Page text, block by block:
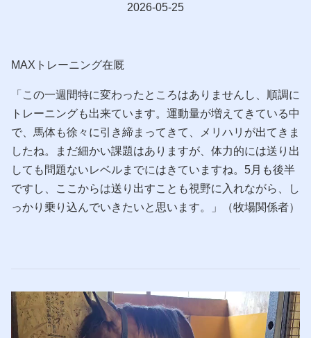
2026-05-25
MAXトレーニング在厩
「この一週間特に変わったところはありませんし、順調に
トレーニングも出来ています。運動量が増えてきている中
で、馬体も徐々に引き締まってきて、メリハリが出てきま
したね。まだ細かい課題はありますが、体力的には送り出
しても問題ないレベルまでにはきていますね。5月も後半
ですし、ここからは送り出すことも視野に入れながら、し
っかり乗り込んでいきたいと思います。」（牧場関係者）